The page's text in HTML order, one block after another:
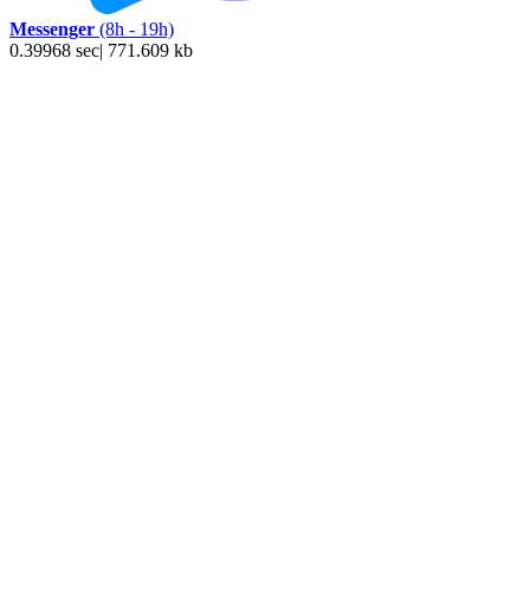
Messenger (8h - 19h)
0.39968 sec| 771.609 kb